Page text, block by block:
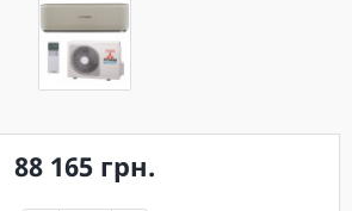
88 165 грн.